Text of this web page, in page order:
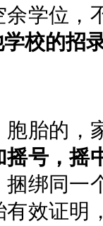
学位，
校的招
胞胎的，
号，摇
捆绑同一
效证明